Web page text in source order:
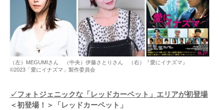
（左）MEGUMIさん （中央）伊藤さとりさん （右）『愛にイナズマ』
©2023「愛にイナズマ」製作委員会
✓フォトジェニックな「レッドカーペット」エリアが初登場
＜初登場 ​​​​​​！＞「レッドカーペット」